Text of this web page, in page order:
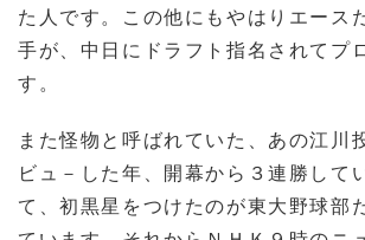
た人です。この他にもやはりエース
手が、中日にドラフト指名されてプ
す。
また怪物と呼ばれていた、あの江川
ビュ－した年、開幕から３連勝して
て、初黒星をつけたのが東大野球部